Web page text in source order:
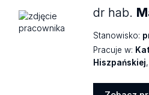
dr hab.
Stanowisko:
Pracuje w:
Hiszpańskiej